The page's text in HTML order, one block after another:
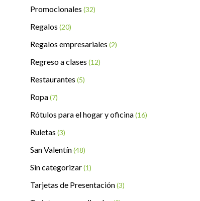
Promocionales (32)
Regalos (20)
Regalos empresariales (2)
Regreso a clases (12)
Restaurantes (5)
Ropa(7)
Rótulos para el hogar y oficina(16)
Ruletas (3)
San Valentín(48)
Sin categorizar(1)
Tarjetas de Presentación(3)